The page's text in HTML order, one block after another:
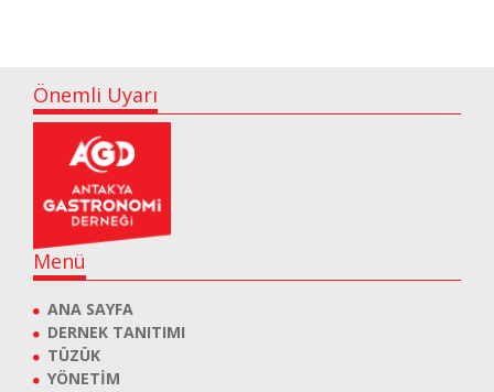
Önemli Uyarı
Menü
ANA SAYFA
DERNEK TANITIMI
TÜZÜK
YÖNETİM